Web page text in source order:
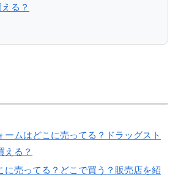
る？
ームはどこに売ってる？ドラッグスト
える？
に売ってる？どこで買う？販売店を紹